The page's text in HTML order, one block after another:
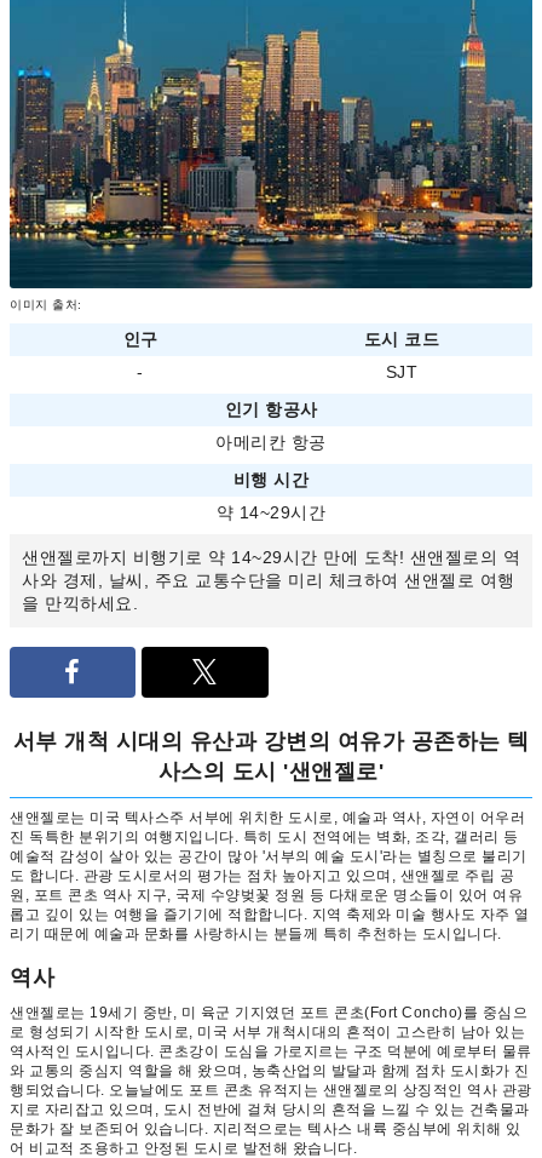
이미지 출처:
인구
도시 코드
-
SJT
인기 항공사
아메리칸 항공
비행 시간
약 14~29시간
샌앤젤로까지 비행기로 약 14~29시간 만에 도착! 샌앤젤로의 역
사와 경제, 날씨, 주요 교통수단을 미리 체크하여 샌앤젤로 여행
을 만끽하세요.
서부 개척 시대의 유산과 강변의 여유가 공존하는 텍
사스의 도시 '샌앤젤로'
샌앤젤로는 미국 텍사스주 서부에 위치한 도시로, 예술과 역사, 자연이 어우러
진 독특한 분위기의 여행지입니다. 특히 도시 전역에는 벽화, 조각, 갤러리 등
예술적 감성이 살아 있는 공간이 많아 '서부의 예술 도시'라는 별칭으로 불리기
도 합니다. 관광 도시로서의 평가는 점차 높아지고 있으며, 샌앤젤로 주립 공
원, 포트 콘초 역사 지구, 국제 수양벚꽃 정원 등 다채로운 명소들이 있어 여유
롭고 깊이 있는 여행을 즐기기에 적합합니다. 지역 축제와 미술 행사도 자주 열
리기 때문에 예술과 문화를 사랑하시는 분들께 특히 추천하는 도시입니다.
역사
샌앤젤로는 19세기 중반, 미 육군 기지였던 포트 콘초(Fort Concho)를 중심으
로 형성되기 시작한 도시로, 미국 서부 개척시대의 흔적이 고스란히 남아 있는
역사적인 도시입니다. 콘초강이 도심을 가로지르는 구조 덕분에 예로부터 물류
와 교통의 중심지 역할을 해 왔으며, 농축산업의 발달과 함께 점차 도시화가 진
행되었습니다. 오늘날에도 포트 콘초 유적지는 샌앤젤로의 상징적인 역사 관광
지로 자리잡고 있으며, 도시 전반에 걸쳐 당시의 흔적을 느낄 수 있는 건축물과
문화가 잘 보존되어 있습니다. 지리적으로는 텍사스 내륙 중심부에 위치해 있
어 비교적 조용하고 안정된 도시로 발전해 왔습니다.